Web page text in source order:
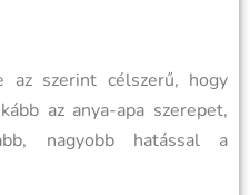
az szerint célszerű, hogy
az anya-apa szerepet,
nagyobb hatással a